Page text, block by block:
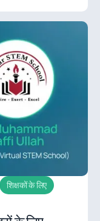
शिक्षकों के लिए